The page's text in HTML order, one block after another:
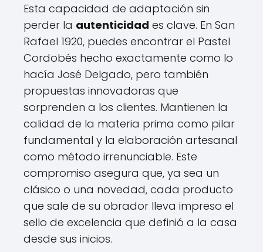
Esta capacidad de adaptación sin
perder la autenticidad es clave. En San
Rafael 1920, puedes encontrar el Pastel
Cordobés hecho exactamente como lo
hacía José Delgado, pero también
propuestas innovadoras que
sorprenden a los clientes. Mantienen la
calidad de la materia prima como pilar
fundamental y la elaboración artesanal
como método irrenunciable. Este
compromiso asegura que, ya sea un
clásico o una novedad, cada producto
que sale de su obrador lleva impreso el
sello de excelencia que definió a la casa
desde sus inicios.